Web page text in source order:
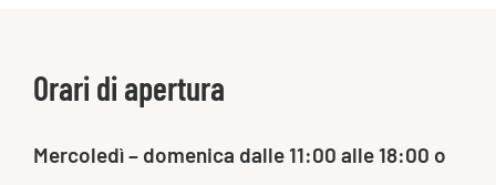
Orari di apertura
Mercoledì – domenica dalle 11:00 alle 18:00 o